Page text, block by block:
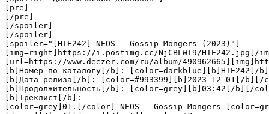
[pre]
[/pre]
[/spoiler]
[/spoiler]
[spoiler="[HTE242] NEOS - Gossip Mongers (2023)"]
[img=right]https://i.postimg.cc/NjCBLWT9/HTE242.jpg[/
[url=https://www.deezer.com/ru/album/
[b]Номер по каталогу[/b]: [color=darkblue][b]HTE242[/
[b]Дата релиза[/b]: [color=#993399][b]2023-12-01[/b][/
[b]Продолжительность[/b]: [color=grey][b]03:42[/b][/
[b]Треклист[/b]:
[color=grey]01.[/color] NEOS - Gossip Mongers